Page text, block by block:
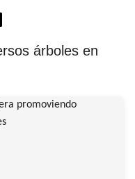
árboles en